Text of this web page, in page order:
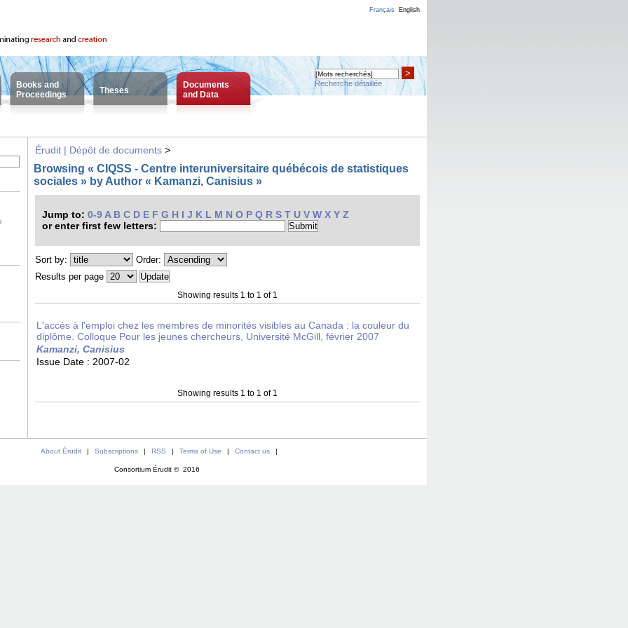
Français English
Books and
Proceedings
Theses
Documents
and Data
>
Recherche détaillée
Érudit | Dépôt de documents >
Browsing « CIQSS - Centre interuniversitaire québécois de statistiques
sociales » by Author « Kamanzi, Canisius »
Jump to: 0-9 A B C D E F G H I J K L M N O P Q R S T U V W X Y Z
or enter first few letters:
Sort by:
Order:
Results per page
Showing results 1 to 1 of 1
L'accès à l'emploi chez les membres de minorités visibles au Canada : la couleur du
diplôme. Colloque Pour les jeunes chercheurs, Université McGill, février 2007
Kamanzi, Canisius
Issue Date : 2007-02
Showing results 1 to 1 of 1
About Érudit | Subscriptions | RSS | Terms of Use | Contact us |
Consortium Érudit © 2016